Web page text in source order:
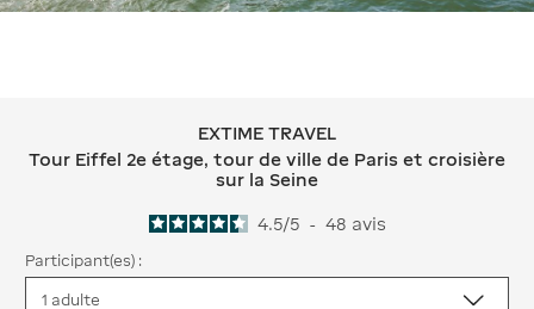
EXTIME TRAVEL Tour Eiffel 2e
EXTIME TRAVEL
Tour Eiffel 2e étage, tour de ville de Paris et croisière
sur la Seine
4.5/5 - 48 avis
Participant(es) :